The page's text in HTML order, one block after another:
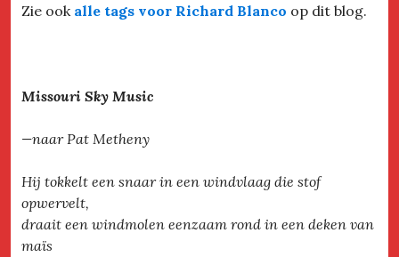
Zie ook alle tags voor Richard Blanco op dit blog.
Missouri Sky Music
—naar Pat Metheny
Hij tokkelt een snaar in een windvlaag die stof
opwervelt,
draait een windmolen eenzaam rond in een deken van
maïs